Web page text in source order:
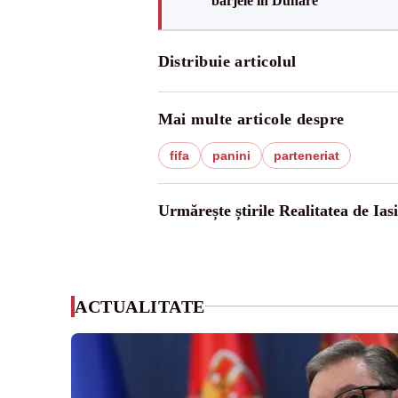
Distribuie articolul
Mai multe articole despre
fifa panini parteneriat
Urmărește știrile Realitatea de
ACTUALITATE